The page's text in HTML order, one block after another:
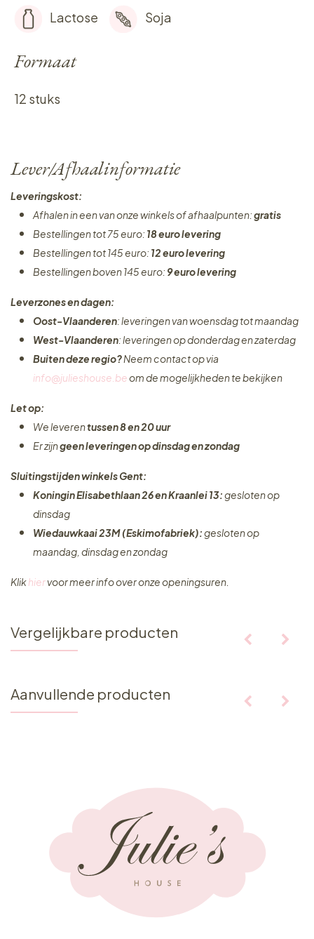
Lactose Soja
Formaat
12 stuks
Lever/Afhaalinformatie
Leveringskost:
Afhalen in een van onze winkels of afhaalpunten:gratis
Bestellingen tot 75 euro: 18 euro levering
Bestellingen tot 145 euro: 12 euro levering
Bestellingen boven 145 euro: 9 euro levering
Leverzones en dagen:
Oost-Vlaanderen: leveringen van woensdag tot maandag
West-Vlaanderen: leveringen op donderdag en zaterdag
Buiten deze regio?Neem contact op via
info@julieshouse.beom de mogelijkheden te bekijken
Let op:
We leverentussen 8 en 20 uur
Er zijngeen leveringenop dinsdag en zondag
Sluitingstijden winkels Gent:
Koningin Elisabethlaan 26 en Kraanlei 13:gesloten op
dinsdag
Wiedauwkaai 23M (Eskimofabriek):gesloten op
maandag, dinsdag en zondag
Klikhiervoor meer info over onze openingsuren.
Vergelijkbare producten
Aanvullende producten